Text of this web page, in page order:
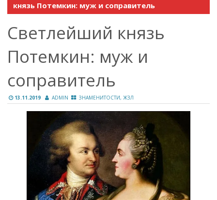
князь Потемкин: муж и соправитель
Светлейший князь
Потемкин: муж и
соправитель
13.11.2019 ADMIN ЗНАМЕНИТОСТИ, ЖЗЛ